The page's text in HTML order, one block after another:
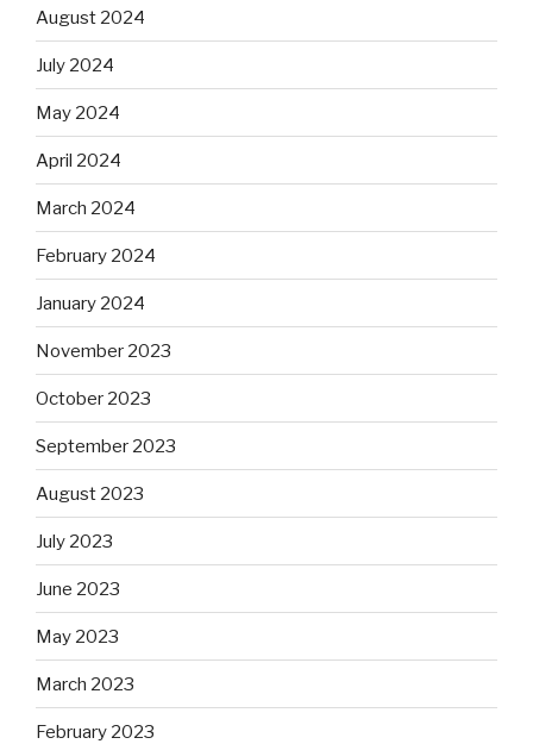
August 2024
July 2024
May 2024
April 2024
March 2024
February 2024
January 2024
November 2023
October 2023
September 2023
August 2023
July 2023
June 2023
May 2023
March 2023
February 2023